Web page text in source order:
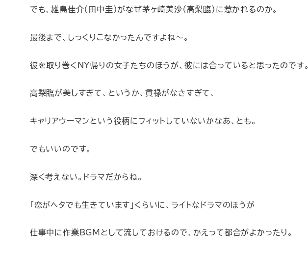
でも、雄島佳介（田中圭）がなぜ茅ヶ崎美沙（高梨臨）に惹かれるのか。
最後まで、しっくりこなかったんですよね〜。
彼を取り巻くNY帰りの女子たちのほうが、彼には合っていると思ったのです。
高梨臨が美しすぎて、というか、貫禄がなさすぎて、
キャリアウーマンという役柄にフィットしていないかなあ、とも。
でもいいのです。
深く考えない。ドラマだからね。
「恋がヘタでも生きています」くらいに、ライトなドラマのほうが
仕事中に作業BGMとして流しておけるので、かえって都合がよかったり。